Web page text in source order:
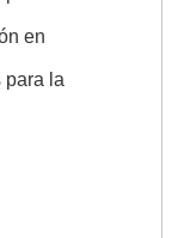
en
para la